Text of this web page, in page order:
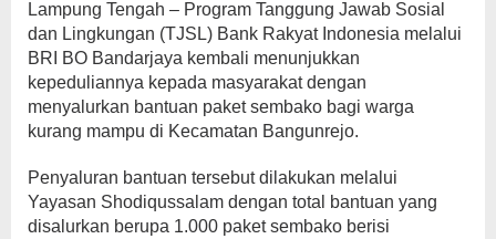
Lampung Tengah – Program Tanggung Jawab Sosial
dan Lingkungan (TJSL) Bank Rakyat Indonesia melalui
BRI BO Bandarjaya kembali menunjukkan
kepeduliannya kepada masyarakat dengan
menyalurkan bantuan paket sembako bagi warga
kurang mampu di Kecamatan Bangunrejo.
Penyaluran bantuan tersebut dilakukan melalui
Yayasan Shodiqussalam dengan total bantuan yang
disalurkan berupa 1.000 paket sembako berisi